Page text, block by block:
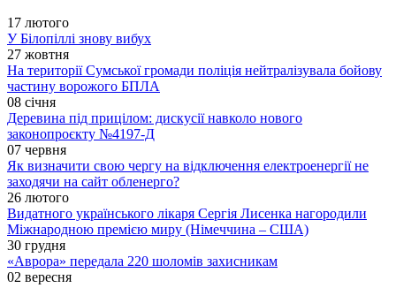
17 лютого
У Білопіллі знову вибух
27 жовтня
На території Сумської громади поліція нейтралізувала бойову
частину ворожого БПЛА
08 січня
Деревина під прицілом: дискусії навколо нового
законопроєкту №4197-Д
07 червня
Як визначити свою чергу на відключення електроенергії не
заходячи на сайт обленерго?
26 лютого
Видатного українського лікаря Сергія Лисенка нагородили
Міжнародною премією миру (Німеччина – США)
30 грудня
«Аврора» передала 220 шоломів захисникам
02 вересня